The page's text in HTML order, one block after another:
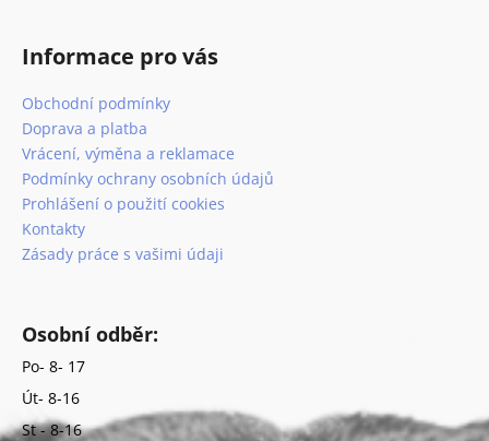
s
Informace pro vás
Obchodní podmínky
Doprava a platba
Vrácení, výměna a reklamace
Podmínky ochrany osobních údajů
Prohlášení o použití cookies
Kontakty
Zásady práce s vašimi údaji
Osobní odběr:
Po- 8- 17
Út- 8-16
St - 8-16